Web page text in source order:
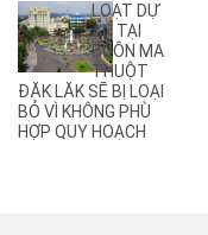
Ami Đoan(2)
An Dương Vương (8)
Ân Phú(3)
Âu Cơ(3)
B(2)
LOẠT DỰ
ÁN TẠI
BUÔN MA
THUỘT
ĐĂK LĂK SẼ BỊ LOẠI
BỎ VÌ KHÔNG PHÙ
HỢP QUY HOẠCH